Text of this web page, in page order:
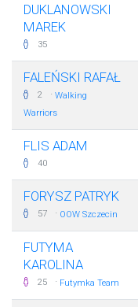
DUKLANOWSKI
MAREK
35
FALEŃSKI RAFAŁ
2 · Walking
Warriors
FLIS ADAM
40
FORYSZ PATRYK
57 · OOW Szczecin
FUTYMA
KAROLINA
25 · Futymka Team